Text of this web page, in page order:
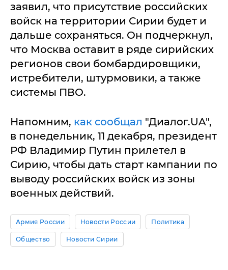
заявил, что присутствие российских
войск на территории Сирии будет и
дальше сохраняться. Он подчеркнул,
что Москва оставит в ряде сирийских
регионов свои бомбардировщики,
истребители, штурмовики, а также
системы ПВО.
Напомним, как сообщал "Диалог.UA",
в понедельник, 11 декабря, президент
РФ Владимир Путин прилетел в
Сирию, чтобы дать старт кампании по
выводу российских войск из зоны
военных действий.
Армия России Новости России Политика
Общество Новости Сирии